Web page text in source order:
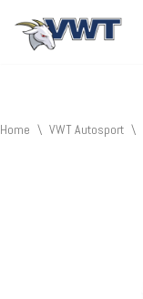
Home \ VWT Autosport \